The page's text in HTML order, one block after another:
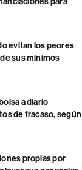
evitan los peores
sus mínimos
a diario
de fracaso, según
propias por